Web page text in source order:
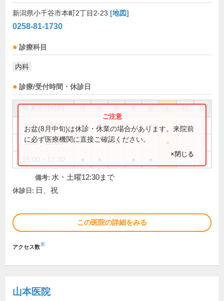
新潟県小千谷市本町2丁目2-23 [地図]
0258-81-1730
診療科目
内科
診療/受付時間・休診日
祝
9:00～12:00 ● ● ● ●
9:00～12:30 ●
お盆(8月中旬)は休診・休業の場合があります。来院前
に必ず医療機関に直接ご確認ください。
×閉じる
備考: 水・土曜12:30まで
休診日: 日、祝
この医院の詳細をみる
アクセス数※
山本医院